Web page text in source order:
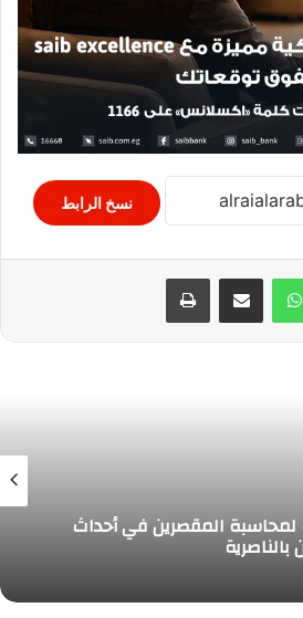
نسخ الرابط
واتساب مشاركة عبر البريد طباعة
لمحاسبة المقصرين في أحداث